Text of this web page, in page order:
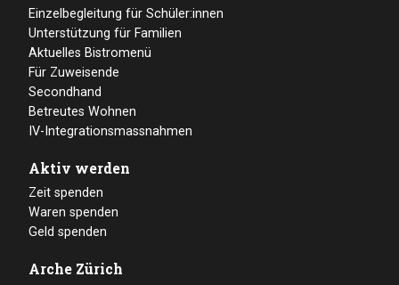
Einzelbegleitung für Schüler:innen
Unterstützung für Familien
Aktuelles Bistromenü
Für Zuweisende
Secondhand
Betreutes Wohnen
IV-Integrationsmassnahmen
Aktiv werden
Zeit spenden
Waren spenden
Geld spenden
Arche Zürich